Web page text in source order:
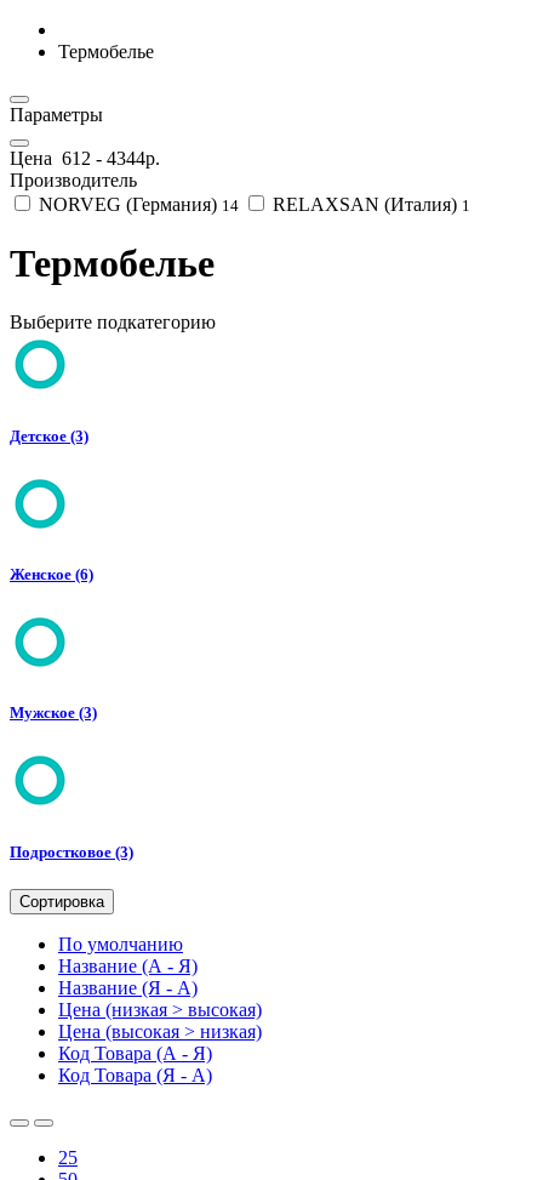
Термобелье
Параметры
Цена 612 - 4344р.
Производитель
NORVEG (Германия) 14 RELAXSAN (Италия) 1
Термобелье
Выберите подкатегорию
Детское (3)
Женское (6)
Мужское (3)
Подростковое (3)
Сортировка
По умолчанию
Название (А - Я)
Название (Я - А)
Цена (низкая > высокая)
Цена (высокая > низкая)
Код Товара (А - Я)
Код Товара (Я - А)
25